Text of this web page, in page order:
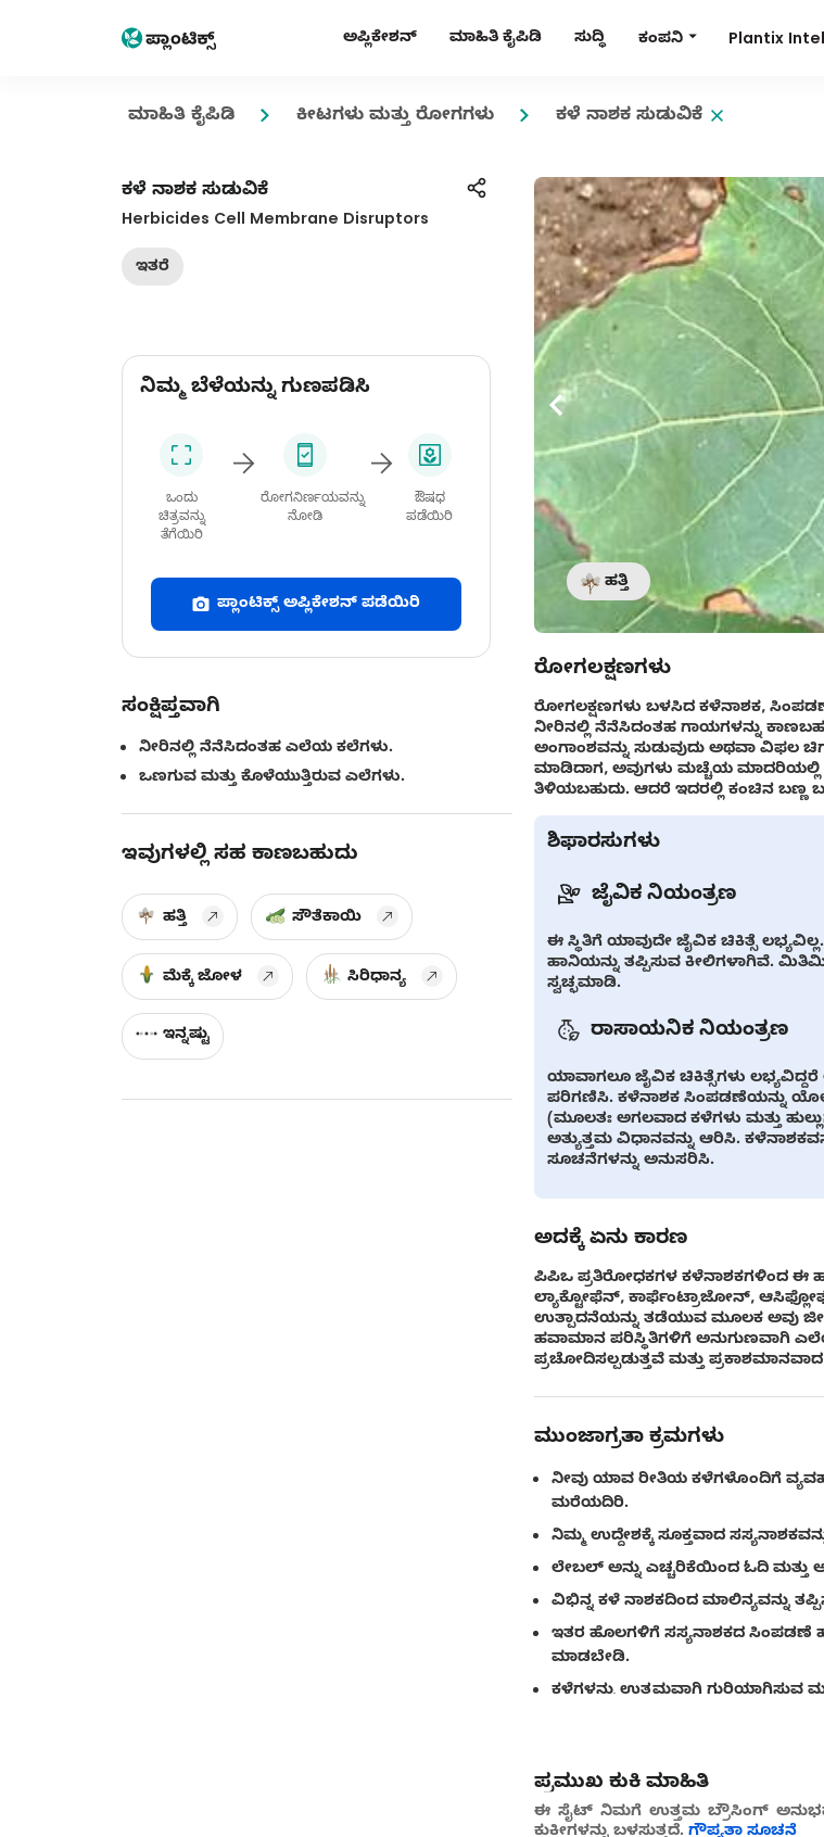
ಅಪ್ಲಿಕೇಶನ್ ಮಾಹಿತಿ ಕೈಪಿಡಿ ಸುದ್ಧಿ ಕಂಪನಿ Plantix
ಮಾಹಿತಿ ಕೈಪಿಡಿ ಕೀಟಗಳು ಮತ್ತು ರೋಗಗಳು ಕಳೆ ನಾಶಕ ಸುಡುವಿಕೆ
ಕಳೆ ನಾಶಕ ಸುಡುವಿಕೆ
Herbicides Cell Membrane Disruptors
ಇತರೆ
ನಿಮ್ಮ ಬೆಳೆಯನ್ನು ಗುಣಪಡಿಸಿ
ಒಂದು
ಚಿತ್ರವನ್ನು
ತೆಗೆಯಿರಿ
ರೋಗನಿರ್ಣಯವನ್ನು
ನೋಡಿ
ಔಷಧ
ಪಡೆಯಿರಿ
ಪ್ಲಾಂಟಿಕ್ಸ್ ಅಪ್ಲಿಕೇಶನ್ ಪಡೆಯಿರಿ
ಸಂಕ್ಷಿಪ್ತವಾಗಿ
ನೀರಿನಲ್ಲಿ ನೆನೆಸಿದಂತಹ ಎಲೆಯ ಕಲೆಗಳು.
ಒಣಗುವ ಮತ್ತು ಕೊಳೆಯುತ್ತಿರುವ ಎಲೆಗಳು.
ಇವುಗಳಲ್ಲಿ ಸಹ ಕಾಣಬಹುದು
ಹತ್ತಿ ಸೌತೆಕಾಯಿ
ಮೆಕ್ಕೆ ಜೋಳ ಸಿರಿಧಾನ್ಯ
ಇನ್ನಷ್ಟು
ಹತ್ತಿ
ರೋಗಲಕ್ಷಣಗಳು
ರೋಗಲಕ್ಷಣಗಳು ಬಳಸಿದ ಕಳೆನಾಶಕ,
ನೀರಿನಲ್ಲಿ ನೆನೆಸಿದಂತಹ ಗಾಯಗಳನ್ನು
ಅಂಗಾಂಶವನ್ನು ಸುಡುವುದು ಅಥವಾ ವಿಫಲ
ಮಾಡಿದಾಗ, ಅವುಗಳು ಮಚ್ಚೆಯ ಮಾದರಿಯಲ್ಲಿ
ತಿಳಿಯಬಹುದು. ಆದರೆ ಇದರಲ್ಲಿ ಕಂಚಿನ ಬಣ್ಣ
ಶಿಫಾರಸುಗಳು
ಜೈವಿಕ ನಿಯಂತ್ರಣ
ಈ ಸ್ಥಿತಿಗೆ ಯಾವುದೇ ಜೈವಿಕ ಚಿಕಿತ್ಸೆ
ಹಾನಿಯನ್ನು ತಪ್ಪಿಸುವ ಕೀಲಿಗಳಾಗಿವೆ.
ಸ್ವಚ್ಛಮಾಡಿ.
ರಾಸಾಯನಿಕ ನಿಯಂತ್ರಣ
ಯಾವಾಗಲೂ ಜೈವಿಕ ಚಿಕಿತ್ಸೆಗಳು
ಪರಿಗಣಿಸಿ. ಕಳೆನಾಶಕ ಸಿಂಪಡಣೆಯನ್ನು
(ಮೂಲತಃ ಅಗಲವಾದ ಕಳೆಗಳು ಮತ್ತು
ಅತ್ಯುತ್ತಮ ವಿಧಾನವನ್ನು ಆರಿಸಿ.
ಸೂಚನೆಗಳನ್ನು ಅನುಸರಿಸಿ.
ಅದಕ್ಕೆ ಏನು ಕಾರಣ
ಪಿಪಿಒ ಪ್ರತಿರೋಧಕಗಳ ಕಳೆನಾಶಕಗಳಿಂದ ಈ
ಲ್ಯಾಕ್ಟೋಫೆನ್, ಕಾರ್ಫೆಂಟ್ರಾಜೋನ್,
ಉತ್ಪಾದನೆಯನ್ನು ತಡೆಯುವ ಮೂಲಕ ಅವು
ಹವಾಮಾನ ಪರಿಸ್ಥಿತಿಗಳಿಗೆ ಅನುಗುಣವಾಗಿ
ಪ್ರಚೋದಿಸಲ್ಪಡುತ್ತವೆ ಮತ್ತು
ಮುಂಜಾಗ್ರತಾ ಕ್ರಮಗಳು
ನೀವು ಯಾವ ರೀತಿಯ ಕಳೆಗಳೊಂದಿಗೆ
ಮರೆಯದಿರಿ.
ನಿಮ್ಮ ಉದ್ದೇಶಕ್ಕೆ ಸೂಕ್ತವಾದ
ಲೇಬಲ್ ಅನ್ನು ಎಚ್ಚರಿಕೆಯಿಂದ ಓದಿ ಮತ್ತು
ವಿಭಿನ್ನ ಕಳೆ ನಾಶಕದಿಂದ ಮಾಲಿನ್ಯವನ್ನು
ಇತರ ಹೊಲಗಳಿಗೆ ಸಸ್ಯನಾಶಕದ ಸಿಂಪಡಣೆ
ಮಾಡಬೇಡಿ.
ಕಳೆಗಳನ್ನು ಉತ್ತಮವಾಗಿ ಗುರಿಯಾಗಿಸುವ
ಫಲಿತಾಂಶಗಳನ್ನು ಪರಿಶೀಲಿಸಲು
ಹವಾಮಾನ ಮುನ್ಸೂಚನೆಯನ್ನು
ಸಿಂಪಡಣೆ ದಿನಾಂಕಗಳು, ಉತ್ಪನ್ನಗಳು,
ಬರೆದಿಟ್ಟುಕೊಳ್ಳಿ.
ಪ್ರಮುಖ ಕುಕಿ ಮಾಹಿತಿ
ಈ ಸೈಟ್ ನಿಮಗೆ ಉತ್ತಮ ಬ್ರೌಸಿಂಗ್
ಕುಕೀಗಳನ್ನು ಬಳಸುತ್ತದೆ. ಗೌಪ್ಯತಾ ಸೂಚನೆ